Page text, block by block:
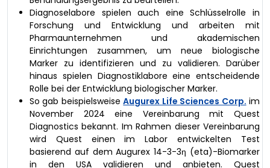
Diagnoselabore spielen auch eine Schlüsselrolle in
Forschung und Entwicklung und arbeiten mit
Pharmaunternehmen und akademischen
Einrichtungen zusammen, um neue biologische
Marker zu identifizieren und zu validieren. Darüber
hinaus spielen Diagnostiklabore eine entscheidende
Rolle bei der Entwicklung biologischer Marker.
So gab beispielsweiseAugurex Life Sciences Corp. im
November 2024 eine Vereinbarung mit Quest
Diagnostics bekannt. Im Rahmen dieser Vereinbarung
wird Quest einen im Labor entwickelten Test
basierend auf dem Augurex 14-3-3η (eta)-Biomarker
in den USA validieren und anbieten. Quest